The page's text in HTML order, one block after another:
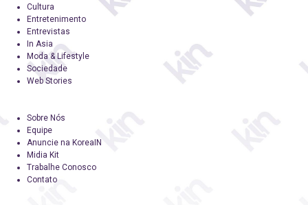
Cultura
Entretenimento
Entrevistas
In Asia
Moda & Lifestyle
Sociedade
Web Stories
Sobre Nós
Equipe
Anuncie na KoreaIN
Midia Kit
Trabalhe Conosco
Contato